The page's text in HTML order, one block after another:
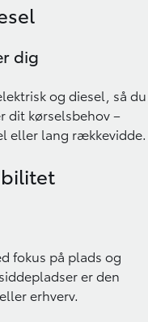
dig
og diesel, så du
dit kørselsbehov –
eller lang rækkevidde.
fokus på plads og
er den
erhverv.